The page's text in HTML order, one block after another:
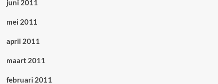
juni 2011
mei 2011
april 2011
maart 2011
februari 2011